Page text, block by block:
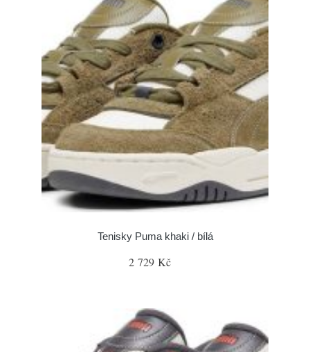
Tenisky Puma khaki / bílá
2 729 Kč